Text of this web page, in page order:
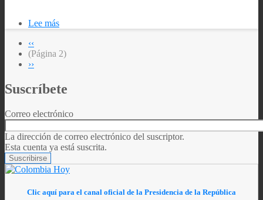
Lee más
Paginación
Página
anterior
‹‹
(Página 2)
Siguiente
››
Suscríbete
Correo electrónico
La dirección de correo electrónico del suscriptor.
Esta cuenta ya está suscrita.
Clic aquí para el canal oficial de la Presidencia de la República